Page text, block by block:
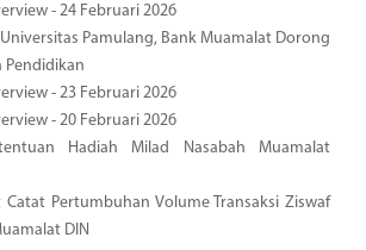
- 24 Februari 2026
Pamulang, Bank Muamalat Dorong
Pendidikan
- 23 Februari 2026
- 20 Februari 2026
Hadiah Milad Nasabah Muamalat
Catat Pertumbuhan Volume Transaksi Ziswaf
DIN